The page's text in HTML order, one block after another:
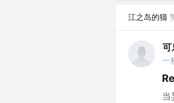
江之岛的猫
可
一
当